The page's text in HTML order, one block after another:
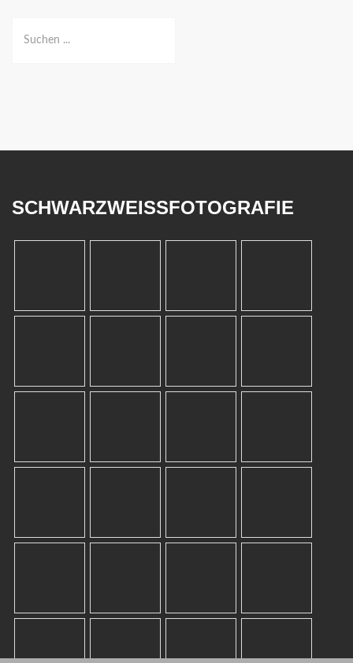
SCHWARZWEISSFOTOGRAFIE